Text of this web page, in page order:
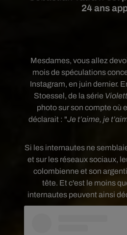
24 ans
Mesdames, vous allez
mois de spéculations
Instagram, en juin dernier.
Stoessel, de la série
photo sur son compte où
déclarait : "Je t’aime, je
Si les internautes ne
et sur les réseaux sociaux,
colombienne et son
tête. Et c'est le moins
internautes peuvent ainsi